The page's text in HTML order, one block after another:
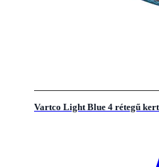
Vartco Light Blue 4 rétegű